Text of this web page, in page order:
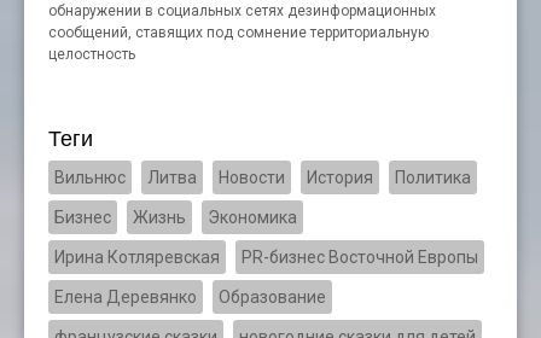
обнаружении в социальных сетях дезинформационных
сообщений, ставящих под сомнение территориальную
целостность
Теги
Вильнюс Литва Новости История Политика
Бизнес Жизнь Экономика
Ирина Котляревская PR-бизнес Восточной Европы
Елена Деревянко Образование